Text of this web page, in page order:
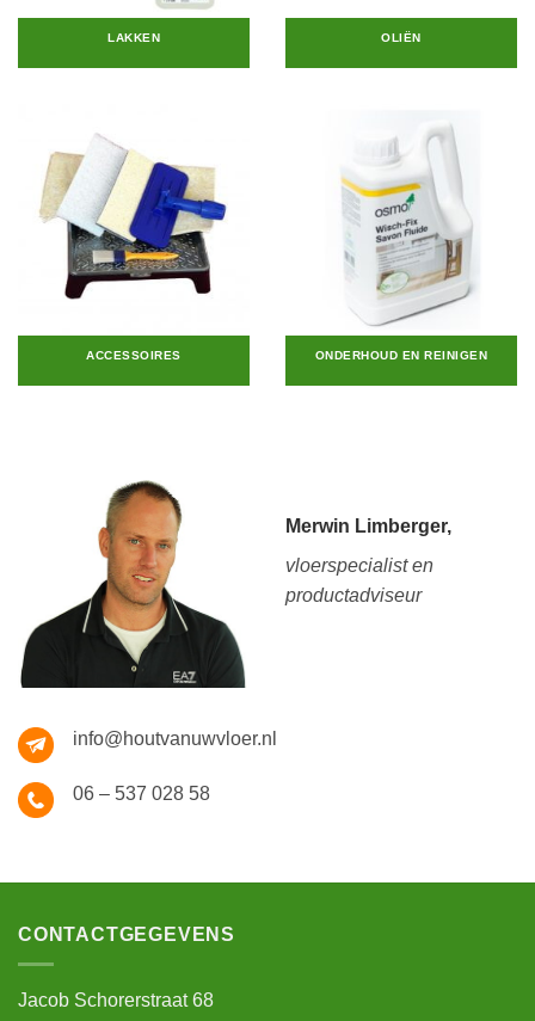
LAKKEN OLIËN
ACCESSOIRES ONDERHOUD EN REINIGEN
Merwin Limberger,
vloerspecialist en
productadviseur
info@houtvanuwvloer.nl
06 – 537 028 58
CONTACTGEGEVENS
Jacob Schorerstraat 68